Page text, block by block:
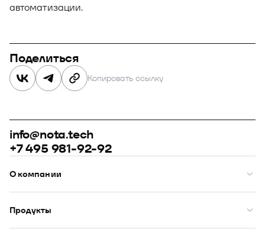
автоматизации.
Поделиться
Копировать ссылку
info@nota.tech
+7 495 981-92-92
О компании
О нас
Премии
Рейтинги
Кейсы
Продукты
Модус